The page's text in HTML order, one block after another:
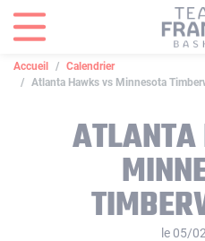
Accueil
Calendrier
Atlanta Hawks vs Minnesota
le 05/
Panneau de gestion des cookies